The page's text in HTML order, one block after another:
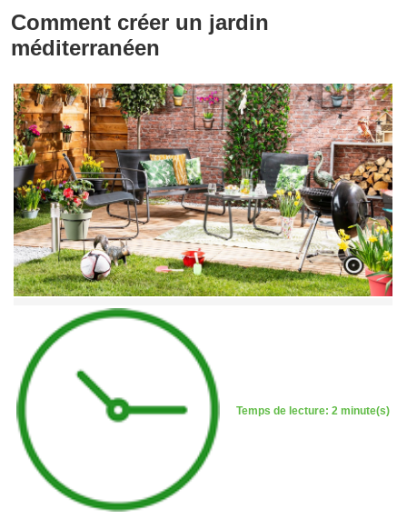
Comment créer un jardin
méditerranéen
Temps de lecture: 2 minute(s)